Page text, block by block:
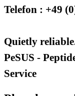
Telefon : +49
Quietly
PeSUS -
Service